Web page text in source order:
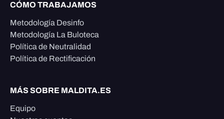
CÓMO TRABAJAMOS
Metodología Desinfo
Metodología La Buloteca
Política de Neutralidad
Política de Rectificación
MÁS SOBRE MALDITA.ES
Equipo